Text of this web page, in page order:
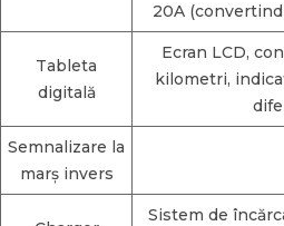
20A (convertind
Tableta
digitală
Ecran LCD,
kilometri,
Semnalizare la
marș invers
Sistem de